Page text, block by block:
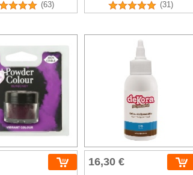
(63) (31)
16,30 €